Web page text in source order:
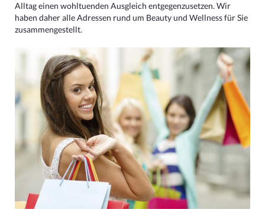
Alltag einen wohltuenden Ausgleich entgegenzusetzen. Wir
haben daher alle Adressen rund um Beauty und Wellness für Sie
zusammengestellt.